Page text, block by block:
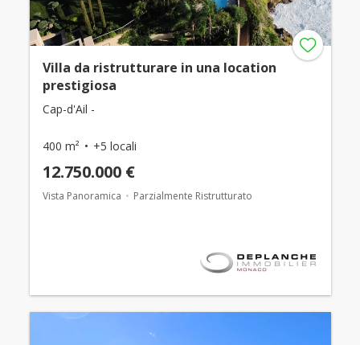
Villa da ristrutturare in una location
prestigiosa
Cap-d'Ail -
400 m² +5 locali
12.750.000 €
Vista Panoramica Parzialmente Ristrutturato